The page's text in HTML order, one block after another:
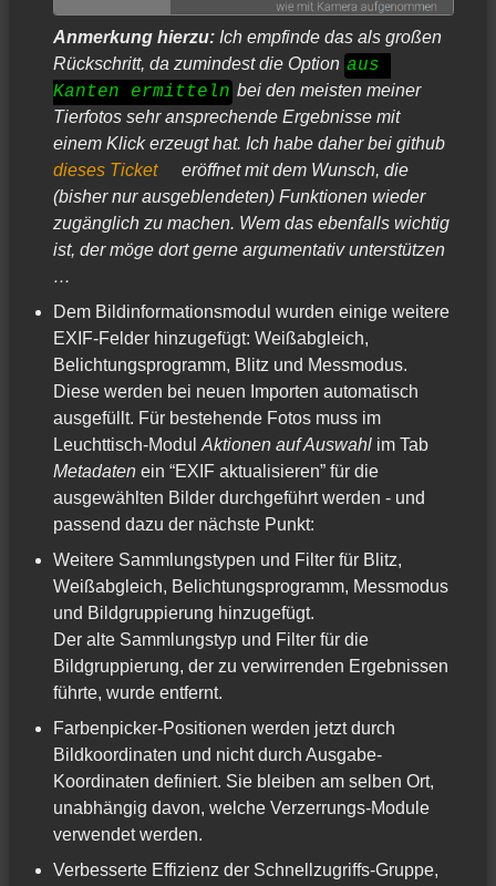
Anmerkung hierzu: Ich empfinde das als großen
Rückschritt, da zumindest die Option aus
Kanten ermitteln bei den meisten meiner
Tierfotos sehr ansprechende Ergebnisse mit
einem Klick erzeugt hat. Ich habe daher bei github
dieses Ticket
eröffnet mit dem Wunsch, die
(bisher nur ausgeblendeten) Funktionen wieder
zugänglich zu machen. Wem das ebenfalls wichtig
ist, der möge dort gerne argumentativ unterstützen
…
Dem Bildinformationsmodul wurden einige weitere
EXIF-Felder hinzugefügt: Weißabgleich,
Belichtungsprogramm, Blitz und Messmodus.
Diese werden bei neuen Importen automatisch
ausgefüllt. Für bestehende Fotos muss im
Leuchttisch-Modul Aktionen auf Auswahl im Tab
Metadaten ein “EXIF aktualisieren” für die
ausgewählten Bilder durchgeführt werden - und
passend dazu der nächste Punkt:
Weitere Sammlungstypen und Filter für Blitz,
Weißabgleich, Belichtungsprogramm, Messmodus
und Bildgruppierung hinzugefügt.
Der alte Sammlungstyp und Filter für die
Bildgruppierung, der zu verwirrenden Ergebnissen
führte, wurde entfernt.
Farbenpicker-Positionen werden jetzt durch
Bildkoordinaten und nicht durch Ausgabe-
Koordinaten definiert. Sie bleiben am selben Ort,
unabhängig davon, welche Verzerrungs-Module
verwendet werden.
Verbesserte Effizienz der Schnellzugriffs-Gruppe,